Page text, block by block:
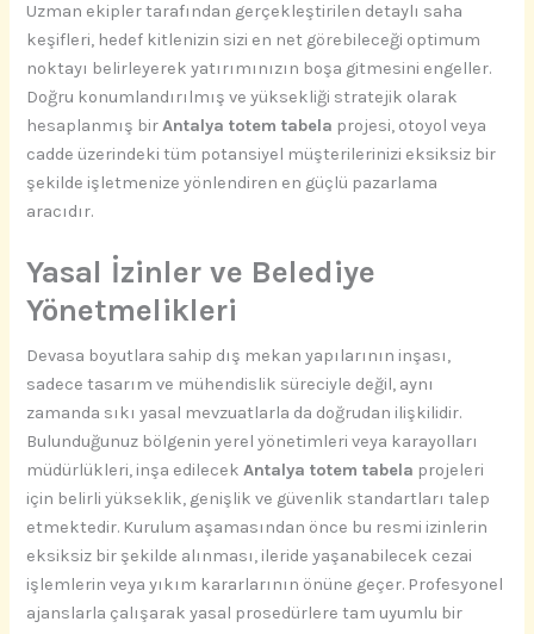
Uzman ekipler tarafından gerçekleştirilen detaylı saha
keşifleri, hedef kitlenizin sizi en net görebileceği optimum
noktayı belirleyerek yatırımınızın boşa gitmesini engeller.
Doğru konumlandırılmış ve yüksekliği stratejik olarak
hesaplanmış birAntalya totem tabela projesi, otoyol veya
cadde üzerindeki tüm potansiyel müşterilerinizi eksiksiz bir
şekilde işletmenize yönlendiren en güçlü pazarlama
aracıdır.
Yasal İzinler ve Belediye
Yönetmelikleri
Devasa boyutlara sahip dış mekan yapılarının inşası,
sadece tasarım ve mühendislik süreciyle değil, aynı
zamanda sıkı yasal mevzuatlarla da doğrudan ilişkilidir.
Bulunduğunuz bölgenin yerel yönetimleri veya karayolları
müdürlükleri, inşa edilecekAntalya totem tabela projeleri
için belirli yükseklik, genişlik ve güvenlik standartları talep
etmektedir. Kurulum aşamasından önce bu resmi izinlerin
eksiksiz bir şekilde alınması, ileride yaşanabilecek cezai
işlemlerin veya yıkım kararlarının önüne geçer. Profesyonel
ajanslarla çalışarak yasal prosedürlere tam uyumlu bir